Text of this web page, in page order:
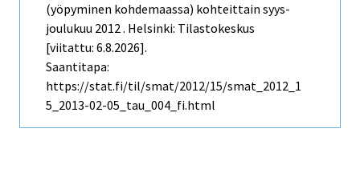
(yöpyminen kohdemaassa) kohteittain syys-
joulukuu 2012 . Helsinki: Tilastokeskus
[viitattu: 6.8.2026].
Saantitapa:
https://stat.fi/til/smat/2012/15/smat_2012_1
5_2013-02-05_tau_004_fi.html